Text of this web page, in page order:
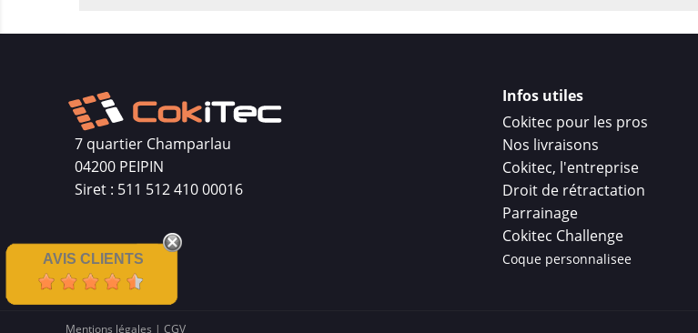
7 quartier Champarlau
04200 PEIPIN
Siret : 511 512 410 00016
Infos utiles
Cokitec pour les pros
Nos livraisons
Cokitec, l'entreprise
Droit de rétractation
Parrainage
Cokitec Challenge
Coque personnalisee
AVIS CLIENTS
Mentions légales | CGV